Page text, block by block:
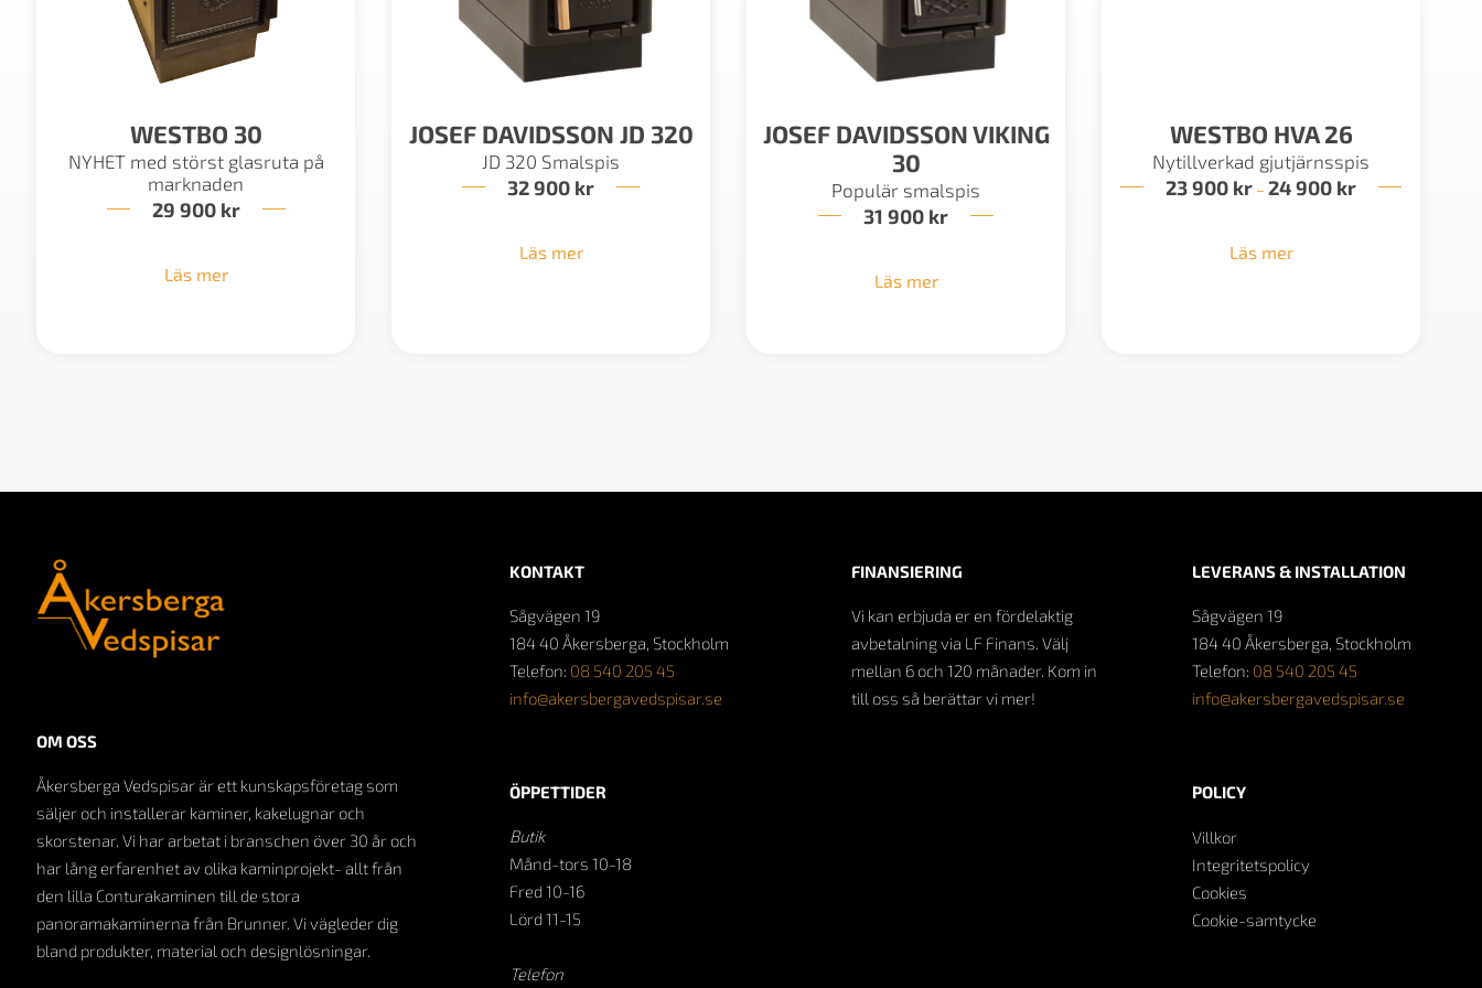
WESTBO 30
NYHET med störst glasruta på
marknaden
29 900 kr
Läs mer
JOSEF DAVIDSSON JD 320
JD 320 Smalspis
32 900 kr
Läs mer
JOSEF DAVIDSSON VIKING
30
Populär smalspis
31 900 kr
Läs mer
WESTBO HVA 26
Nytillverkad gjutjärnsspis
23 900 kr – 24 900 krPrisintervall:
Läs mer
OM OSS
Åkersberga Vedspisar är ett kunskapsföretag som
säljer och installerar kaminer, kakelugnar och
skorstenar. Vi har arbetat i branschen över 30 år och
har lång erfarenhet av olika kaminprojekt- allt från
den lilla Conturakaminen till de stora
panoramakaminerna från Brunner. Vi vägleder dig
bland produkter, material och designlösningar.
KONTAKT
Sågvägen 19
184 40 Åkersberga, Stockholm
Telefon: 08 540 205 45
info@akersbergavedspisar.se
ÖPPETTIDER
Butik
Månd-tors 10-18
Fred 10-16
Lörd 11-15
Telefon
FINANSIERING
Vi kan erbjuda er en fördelaktig
avbetalning via LF Finans. Välj
mellan 6 och 120 månader. Kom in
till oss så berättar vi mer!
LEVERANS & INSTALLATION
Sågvägen 19
184 40 Åkersberga, Stockholm
Telefon: 08 540 205 45
info@akersbergavedspisar.se
POLICY
Villkor
Integritetspolicy
Cookies
Cookie-samtycke